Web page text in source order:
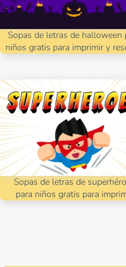
Sopas de letras de halloween
niños gratis para imprimir y
Sopas de letras de
para niños gratis para